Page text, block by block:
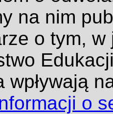
na nim
o tym, w
wpływają
o